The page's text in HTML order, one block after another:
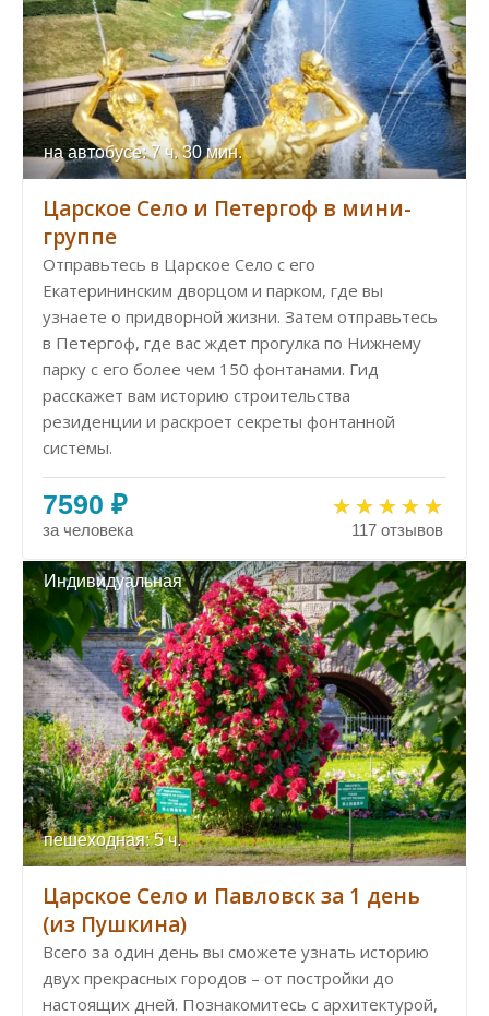
на автобусе: 7 ч. 30 мин.
Царское Село и Петергоф в мини-
группе
Отправьтесь в Царское Село с его
Екатерининским дворцом и парком, где вы
узнаете о придворной жизни. Затем отправьтесь
в Петергоф, где вас ждет прогулка по Нижнему
парку с его более чем 150 фонтанами. Гид
расскажет вам историю строительства
резиденции и раскроет секреты фонтанной
системы.
7590 ₽
за человека 117 отзывов
Индивидуальная
пешеходная: 5 ч.
Царское Село и Павловск за 1 день
(из Пушкина)
Всего за один день вы сможете узнать историю
двух прекрасных городов – от постройки до
настоящих дней. Познакомитесь с архитектурой,